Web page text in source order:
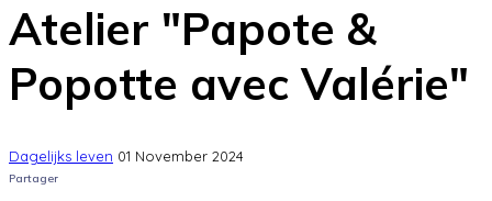
Atelier "Papote &
Popotte avec Valérie"
Dagelijks leven 01 November 2024
Partager